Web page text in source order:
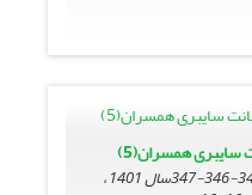
سایبری همسران(5)
دوره 31، فروردین تا تیرماه344-345-346-347سال 1401 ،